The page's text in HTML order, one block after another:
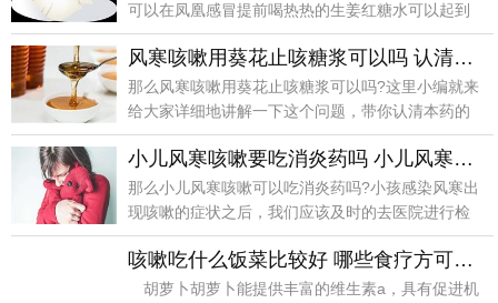
可以在凤凰感冒提前喝热热的生姜红糖水可以起到
很好的治疗效
风寒咳嗽用葵花止咳糖浆可以吗 认清本药的适应症
那么风寒咳嗽用葵花止咳糖浆可以吗?这里小编就来
给大家详细地讲解一下这个问题，带你认清本药的
适应症，希
小儿风寒咳嗽要吃消炎药吗 小儿风寒咳嗽的预防
那么小儿风寒咳嗽可以吃消炎药吗?小孩感染风寒出
现咳嗽的症状之后，我们应该及时的去医院进行检
查，如果是
咳嗽吃什么饭菜比较好 哪些食疗方可以治疗风寒咳嗽
胡萝卜胡萝卜能提供丰富的维生素a，具有促进机